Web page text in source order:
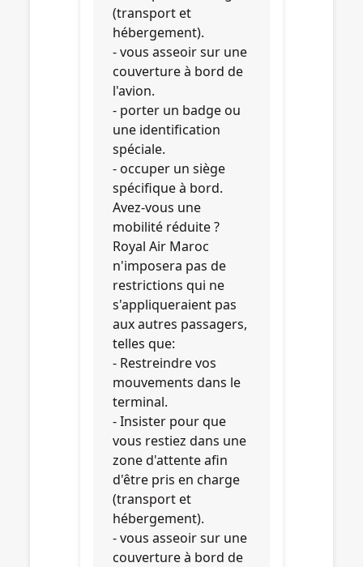
(transport et
hébergement).
- vous asseoir sur une
couverture à bord de
l'avion.
- porter un badge ou
une identification
spéciale.
- occuper un siège
spécifique à bord.
Avez-vous une
mobilité réduite ?
Royal Air Maroc
n'imposera pas de
restrictions qui ne
s'appliqueraient pas
aux autres passagers,
telles que:
- Restreindre vos
mouvements dans le
terminal.
- Insister pour que
vous restiez dans une
zone d'attente afin
d'être pris en charge
(transport et
hébergement).
- vous asseoir sur une
couverture à bord de